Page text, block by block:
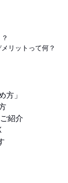
リットって何？
方」
紹介